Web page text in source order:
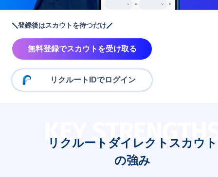
登録後はスカウトを待つだけ
無料登録でスカウトを受け取る
リクルートIDでログイン
KEY
リクルートダイレクトスカウト
の強み